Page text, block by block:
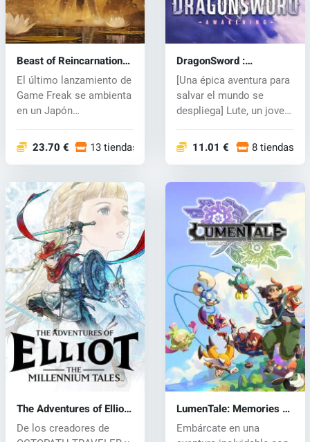
Beast of Reincarnation
(PC) key
El último lanzamiento de
Game Freak se ambienta
en un Japón
23.70 € 13 tiendas
DragonSword :
Awakening (PC) key
[Una épica aventura para
salvar el mundo se
despliega] Lute, un joven
11.01 € 8 tiendas
The Adventures of Elliot:
The Millennium Tales
(PC) key
De los creadores de
LumenTale: Memories of
Trey (PC) key
Embárcate en una